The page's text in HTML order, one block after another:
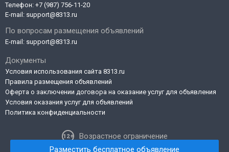
Телефон: +7 (987) 756-11-20
E-mail: support@8313.ru
По вопросам размещения объявлений
E-mail: support@8313.ru
Документы
Условия использования сайта 8313.ru
Правила размещения объявлений
Оферта о заключении договора на оказание услуг для объявления
Условия оказания услуг для объявлений
Политика конфиденциальности
Возрастное ограничение
Разместить бесплатное объявление